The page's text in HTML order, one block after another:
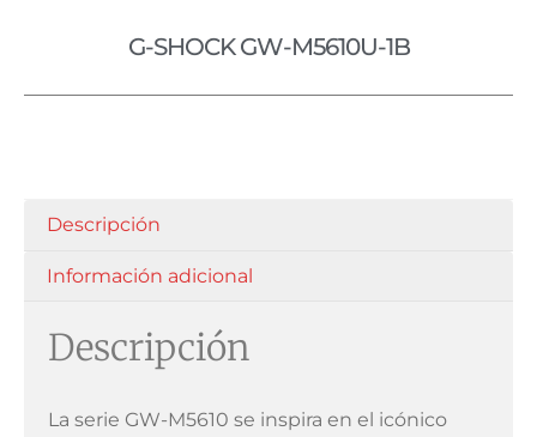
G-SHOCK GW-M5610U-1B
Descripción
Información adicional
Descripción
La serie GW-M5610 se inspira en el icónico